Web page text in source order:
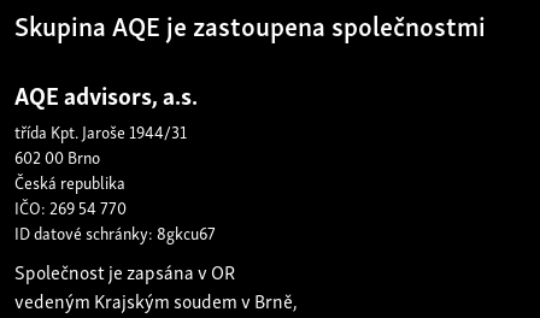
Skupina AQE je zastoupena společnostmi
AQE advisors, a.s.
třída Kpt. Jaroše 1944/31
602 00 Brno
Česká republika
IČO: 269 54 770
ID datové schránky: 8gkcu67
Společnost je zapsána v OR
vedeným Krajským soudem v Brně,